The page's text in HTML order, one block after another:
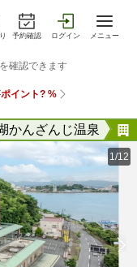
予約確認 ログイン メニュー
かんざんじ温泉
1/12